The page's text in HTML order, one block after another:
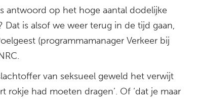
antwoord op het hoge aantal dodelijke
Dat is alsof we weer terug in de tijd gaan,
(programmamanager Verkeer bij
van seksueel geweld het verwijt
rokje had moeten dragen’. Of ‘dat je maar